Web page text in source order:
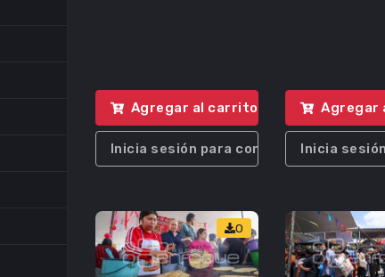
Agregar al carrito
Inicia sesión para comprar
Agregar
Inicia
0